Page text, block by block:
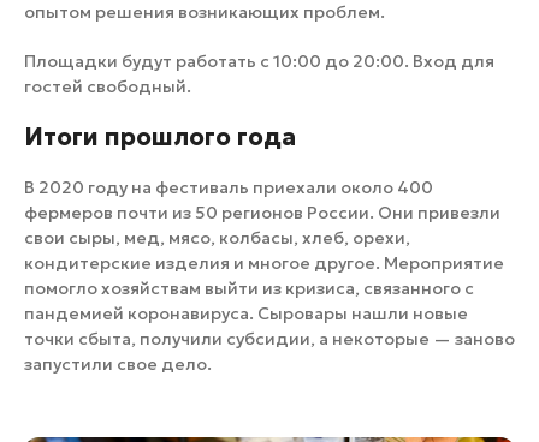
опытом решения возникающих проблем.
Площадки будут работать с 10:00 до 20:00. Вход для
гостей свободный.
Итоги прошлого года
В 2020 году на фестиваль приехали около 400
фермеров почти из 50 регионов России. Они привезли
свои сыры, мед, мясо, колбасы, хлеб, орехи,
кондитерские изделия и многое другое. Мероприятие
помогло хозяйствам выйти из кризиса, связанного с
пандемией коронавируса. Сыровары нашли новые
точки сбыта, получили субсидии, а некоторые — заново
запустили свое дело.